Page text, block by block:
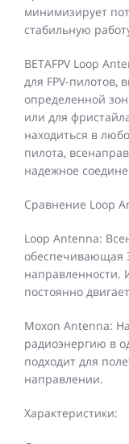
минимизирует
стабильную
BETAFPV Loop
для FPV-
определенной
или для
находиться в
пилота,
надежное
Сравнение Loop
Loop Antenna:
обеспечивающая
направленности.
постоянно
Moxon Antenna:
радиоэнергию в
подходит для
направлении.
Характеристики: